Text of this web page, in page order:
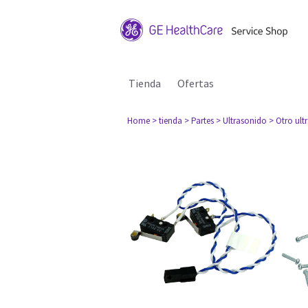
Tienda Ofertas
Home > tienda > Partes > Ultrasonido > Otro